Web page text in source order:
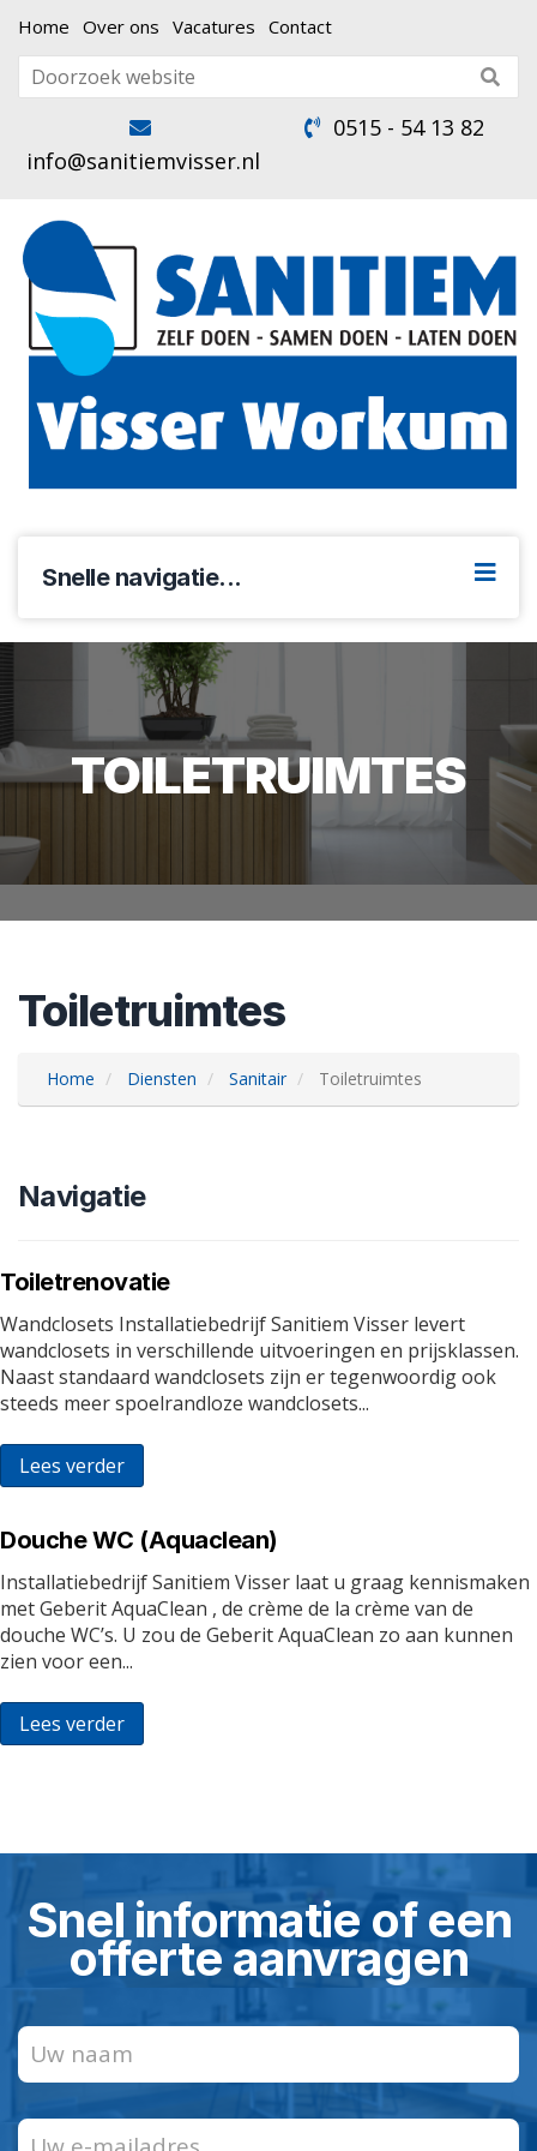
Home Over ons Vacatures Contact
info@sanitiemvisser.nl
0515 - 54 13 82
Snelle navigatie...
TOILETRUIMTES
Toiletruimtes
Home Diensten Sanitair Toiletruimtes
Navigatie
Toiletrenovatie
Wandclosets Installatiebedrijf Sanitiem Visser levert
wandclosets in verschillende uitvoeringen en prijsklassen.
Naast standaard wandclosets zijn er tegenwoordig ook
steeds meer spoelrandloze wandclosets...
Lees verder
Douche WC (Aquaclean)
Installatiebedrijf Sanitiem Visser laat u graag kennismaken
met Geberit AquaClean , de crème de la crème van de
douche WC’s. U zou de Geberit AquaClean zo aan kunnen
zien voor een...
Lees verder
Snel informatie of een
offerte aanvragen